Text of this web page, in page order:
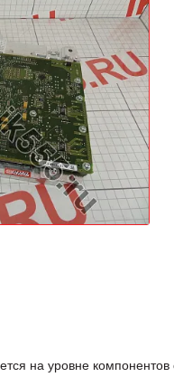
на уровне